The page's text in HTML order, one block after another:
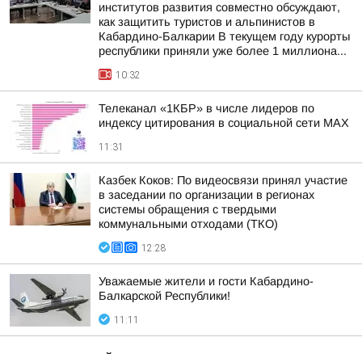
институтов развития совместно обсуждают,
как защитить туристов и альпинистов в
Кабардино-Балкарии В текущем году курорты
республики приняли уже более 1 миллиона...
10:32
Телеканал «1КБР» в числе лидеров по
индексу цитирования в социальной сети MAX
11:31
Казбек Коков: По видеосвязи принял участие
в заседании по организации в регионах
системы обращения с твердыми
коммунальными отходами (ТКО)
12:28
Уважаемые жители и гости Кабардино-
Балкарской Республики!
11:11